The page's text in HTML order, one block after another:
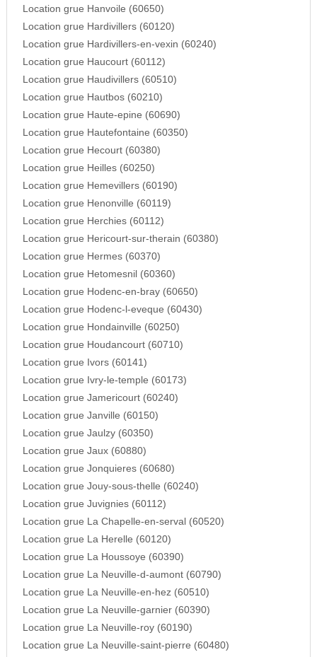
Location grue Hanvoile (60650)
Location grue Hardivillers (60120)
Location grue Hardivillers-en-vexin (60240)
Location grue Haucourt (60112)
Location grue Haudivillers (60510)
Location grue Hautbos (60210)
Location grue Haute-epine (60690)
Location grue Hautefontaine (60350)
Location grue Hecourt (60380)
Location grue Heilles (60250)
Location grue Hemevillers (60190)
Location grue Henonville (60119)
Location grue Herchies (60112)
Location grue Hericourt-sur-therain (60380)
Location grue Hermes (60370)
Location grue Hetomesnil (60360)
Location grue Hodenc-en-bray (60650)
Location grue Hodenc-l-eveque (60430)
Location grue Hondainville (60250)
Location grue Houdancourt (60710)
Location grue Ivors (60141)
Location grue Ivry-le-temple (60173)
Location grue Jamericourt (60240)
Location grue Janville (60150)
Location grue Jaulzy (60350)
Location grue Jaux (60880)
Location grue Jonquieres (60680)
Location grue Jouy-sous-thelle (60240)
Location grue Juvignies (60112)
Location grue La Chapelle-en-serval (60520)
Location grue La Herelle (60120)
Location grue La Houssoye (60390)
Location grue La Neuville-d-aumont (60790)
Location grue La Neuville-en-hez (60510)
Location grue La Neuville-garnier (60390)
Location grue La Neuville-roy (60190)
Location grue La Neuville-saint-pierre (60480)